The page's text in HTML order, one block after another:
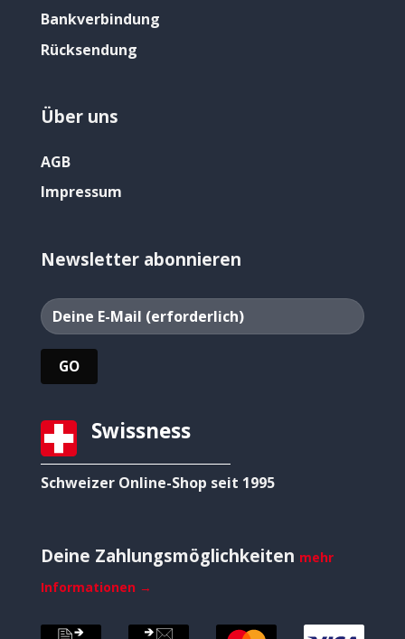
Bankverbindung
Rücksendung
Über uns
AGB
Impressum
Newsletter abonnieren
Swissness
Schweizer Online-Shop seit 1995
Deine Zahlungsmöglichkeiten mehr
Informationen →